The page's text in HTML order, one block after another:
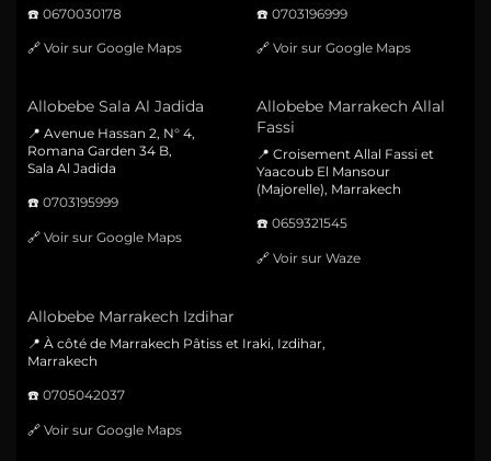
☎️ 0670030178
🔗 Voir sur Google Maps
☎️ 0703196999
🔗 Voir sur Google Maps
Allobebe Sala Al Jadida
📍 Avenue Hassan 2, N° 4,
Romana Garden 34 B,
Sala Al Jadida
☎️ 0703195999
🔗 Voir sur Google Maps
Allobebe Marrakech Allal
Fassi
📍 Croisement Allal Fassi et
Yaacoub El Mansour
(Majorelle), Marrakech
☎️ 0659321545
🔗 Voir sur Waze
Allobebe Marrakech Izdihar
📍 À côté de Marrakech Pâtiss et Iraki, Izdihar,
Marrakech
☎️ 0705042037
🔗 Voir sur Google Maps